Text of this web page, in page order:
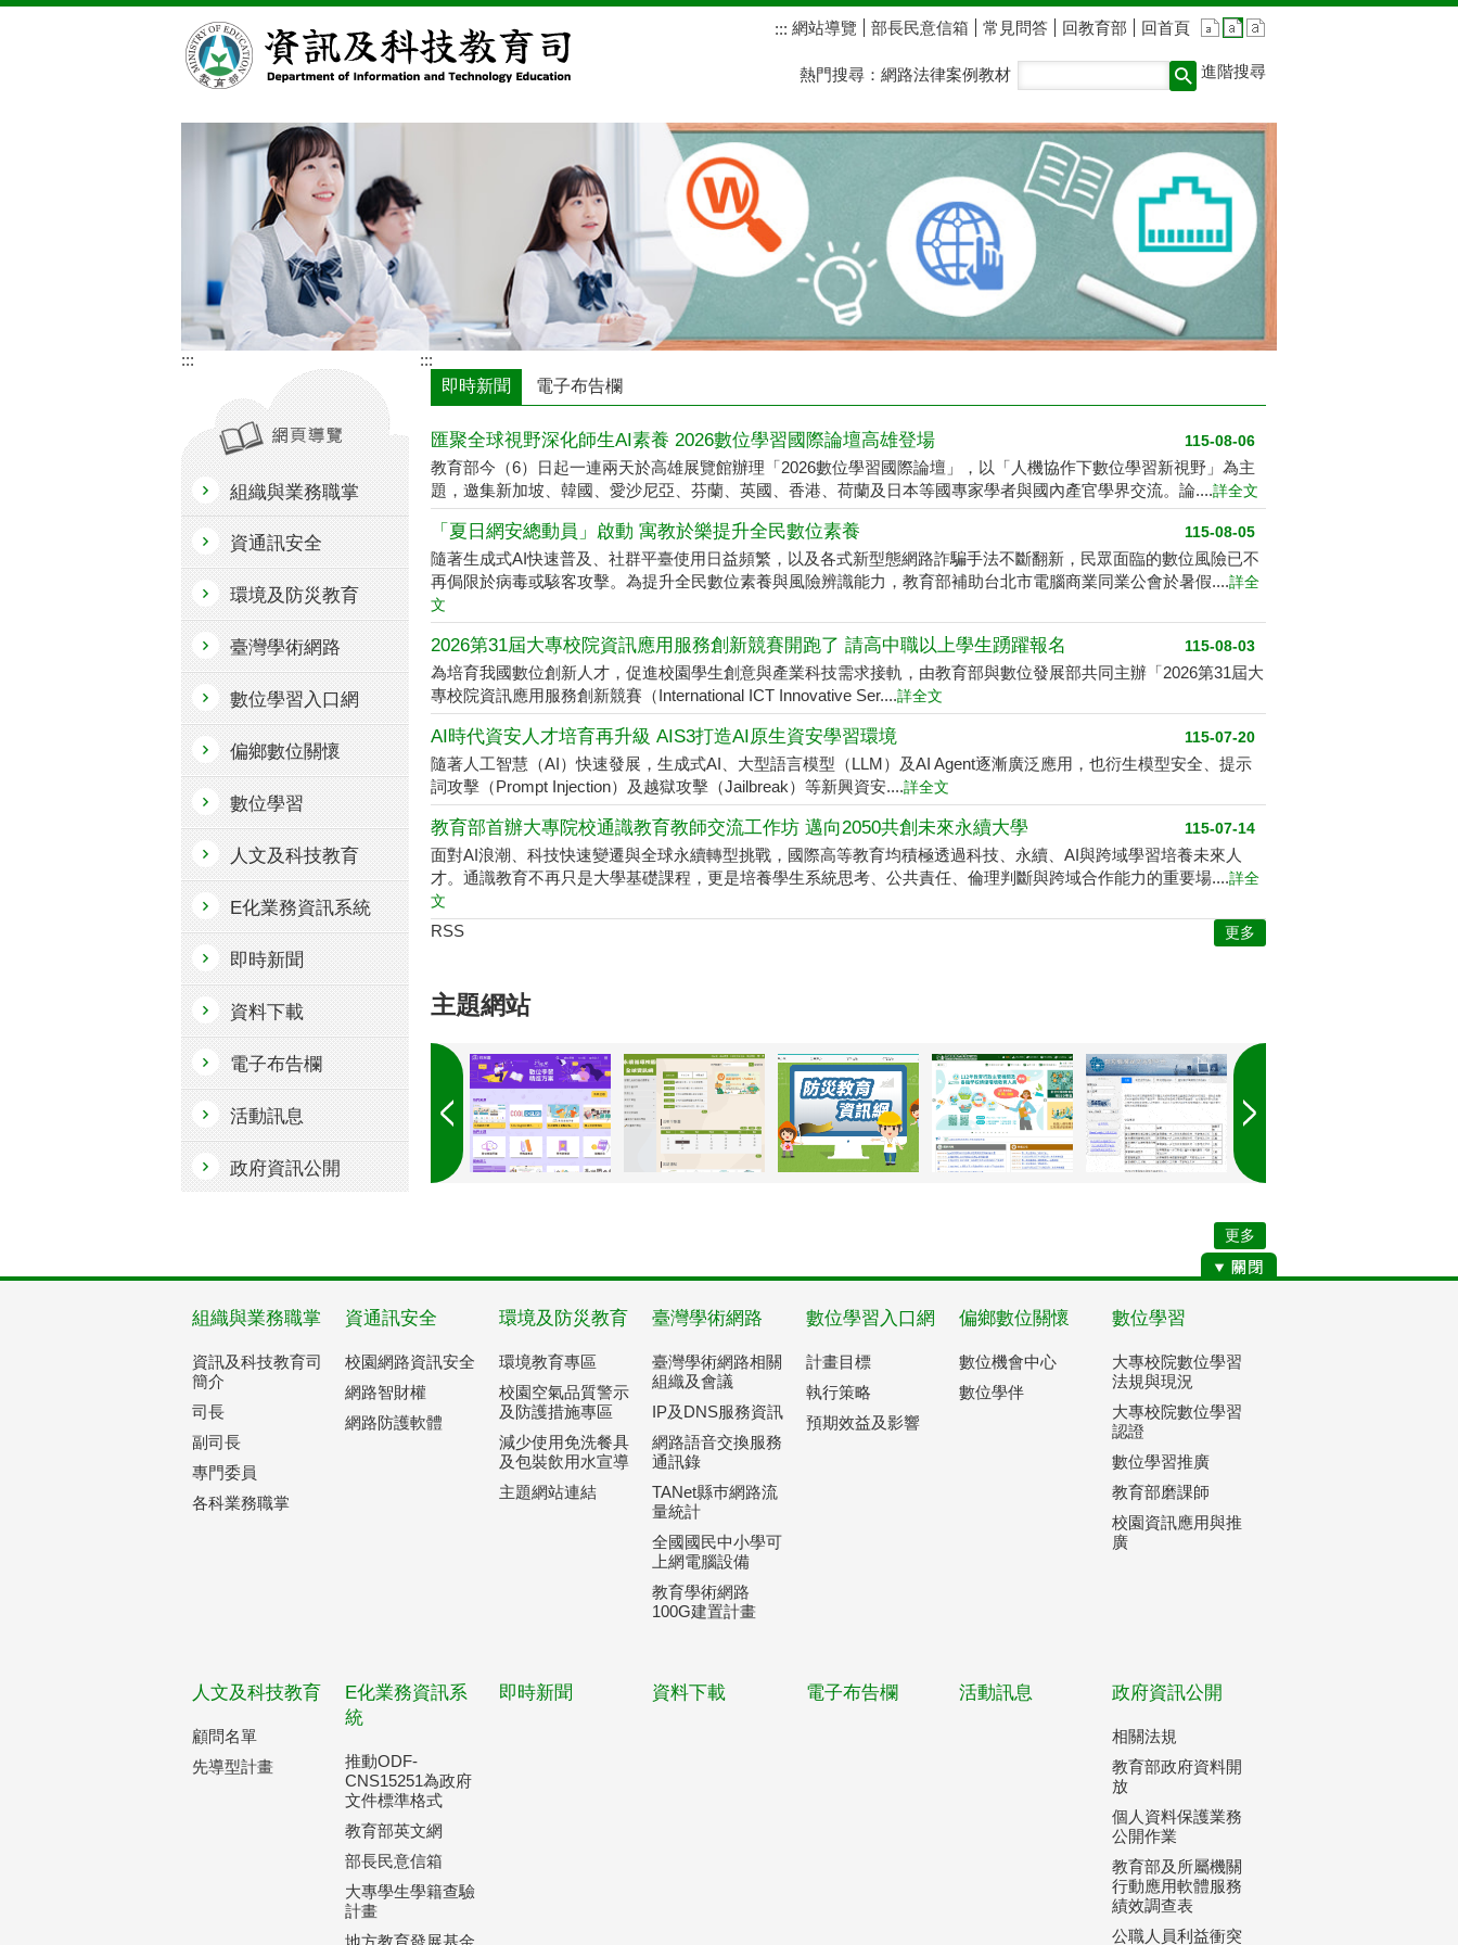
::: 網站導覽 部長民意信箱 常見問答 回教育部 回首頁
進階搜尋
熱門搜尋： 網路法律案例教材
:::
組織與業務職掌
資通訊安全
環境及防災教育
臺灣學術網路
數位學習入口網
偏鄉數位關懷
數位學習
人文及科技教育
E化業務資訊系統
即時新聞
資料下載
電子布告欄
活動訊息
政府資訊公開
:::
即時新聞
電子布告欄
115-08-06
匯聚全球視野深化師生AI素養 2026數位學習國際論壇高雄登場
教育部今（6）日起一連兩天於高雄展覽館辦理「2026數位學習國際論壇」，以「人機協作下數位學習新視野」為主
題，邀集新加坡、韓國、愛沙尼亞、芬蘭、英國、香港、荷蘭及日本等國專家學者與國內產官學界交流。論....詳全文
115-08-05
「夏日網安總動員」啟動 寓教於樂提升全民數位素養
隨著生成式AI快速普及、社群平臺使用日益頻繁，以及各式新型態網路詐騙手法不斷翻新，民眾面臨的數位風險已不
再侷限於病毒或駭客攻擊。為提升全民數位素養與風險辨識能力，教育部補助台北市電腦商業同業公會於暑假....詳全
文
115-08-03
2026第31屆大專校院資訊應用服務創新競賽開跑了 請高中職以上學生踴躍報名
為培育我國數位創新人才，促進校園學生創意與產業科技需求接軌，由教育部與數位發展部共同主辦「2026第31屆大
專校院資訊應用服務創新競賽（International ICT Innovative Ser....詳全文
115-07-20
AI時代資安人才培育再升級 AIS3打造AI原生資安學習環境
隨著人工智慧（AI）快速發展，生成式AI、大型語言模型（LLM）及AI Agent逐漸廣泛應用，也衍生模型安全、提示
詞攻擊（Prompt Injection）及越獄攻擊（Jailbreak）等新興資安....詳全文
115-07-14
教育部首辦大專院校通識教育教師交流工作坊 邁向2050共創未來永續大學
面對AI浪潮、科技快速變遷與全球永續轉型挑戰，國際高等教育均積極透過科技、永續、AI與跨域學習培養未來人
才。通識教育不再只是大學基礎課程，更是培養學生系統思考、公共責任、倫理判斷與跨域合作能力的重要場....詳全
文
RSS 更多
主題網站
更多
組織與業務職掌
資訊及科技教育司
簡介
司長
副司長
專門委員
各科業務職掌
資通訊安全
校園網路資訊安全
網路智財權
網路防護軟體
環境及防災教育
環境教育專區
校園空氣品質警示
及防護措施專區
減少使用免洗餐具
及包裝飲用水宣導
主題網站連結
臺灣學術網路
臺灣學術網路相關
組織及會議
IP及DNS服務資訊
網路語音交換服務
通訊錄
TANet縣巿網路流
量統計
全國國民中小學可
上網電腦設備
教育學術網路
100G建置計畫
數位學習入口網
計畫目標
執行策略
預期效益及影響
偏鄉數位關懷
數位機會中心
數位學伴
數位學習
大專校院數位學習
法規與現況
大專校院數位學習
認證
數位學習推廣
教育部磨課師
校園資訊應用與推
廣
人文及科技教育
顧問名單
先導型計畫
E化業務資訊系
統
推動ODF-
CNS15251為政府
文件標準格式
教育部英文網
部長民意信箱
大專學生學籍查驗
計畫
地方教育發展基金
即時新聞 資料下載 電子布告欄 活動訊息 政府資訊公開
相關法規
教育部政府資料開
放
個人資料保護業務
公開作業
教育部及所屬機關
行動應用軟體服務
績效調查表
公職人員利益衝突